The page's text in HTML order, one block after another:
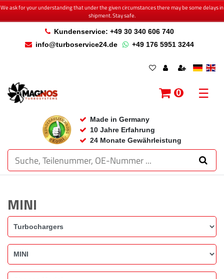
We ask for your understanding that under the given circumstances there may be some delays in
shipment. Stay safe.
Kundenservice: +49 30 340 606 740
info@turboservice24.de
+49 176 5951 3244
Made in Germany
10 Jahre Erfahrung
24 Monate Gewährleistung
0 ☰
MINI